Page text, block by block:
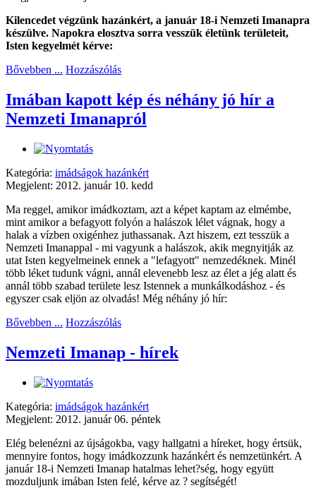
Kilencedet végzünk hazánkért, a január 18-i Nemzeti Imanapra
készülve. Napokra elosztva sorra vesszük életünk területeit,
Isten kegyelmét kérve:
Bővebben ... Hozzászólás
Imában kapott kép és néhány jó hír a
Nemzeti Imanapról
Kategória: imádságok hazánkért
Megjelent: 2012. január 10. kedd
Ma reggel, amikor imádkoztam, azt a képet kaptam az elmémbe,
mint amikor a befagyott folyón a halászok lélet vágnak, hogy a
halak a vízben oxigénhez juthassanak. Azt hiszem, ezt tesszük a
Nemzeti Imanappal - mi vagyunk a halászok, akik megnyitják az
utat Isten kegyelmeinek ennek a "lefagyott" nemzedéknek. Minél
több léket tudunk vágni, annál elevenebb lesz az élet a jég alatt és
annál több szabad területe lesz Istennek a munkálkodáshoz - és
egyszer csak eljön az olvadás! Még néhány jó hír:
Bővebben ... Hozzászólás
Nemzeti Imanap - hírek
Kategória: imádságok hazánkért
Megjelent: 2012. január 06. péntek
Elég belenézni az újságokba, vagy hallgatni a híreket, hogy értsük,
mennyire fontos, hogy imádkozzunk hazánkért és nemzetünkért. A
január 18-i Nemzeti Imanap hatalmas lehet?ség, hogy együtt
mozduljunk imában Isten felé, kérve az ? segítségét!